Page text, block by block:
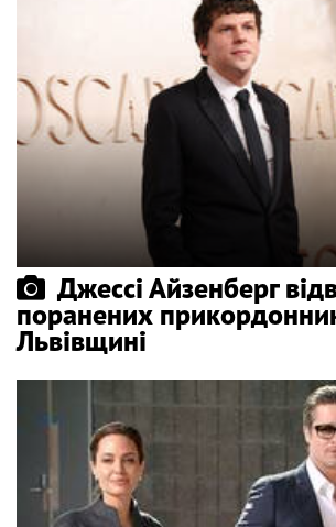
Джессі Айзенберг
поранених
Львівщині